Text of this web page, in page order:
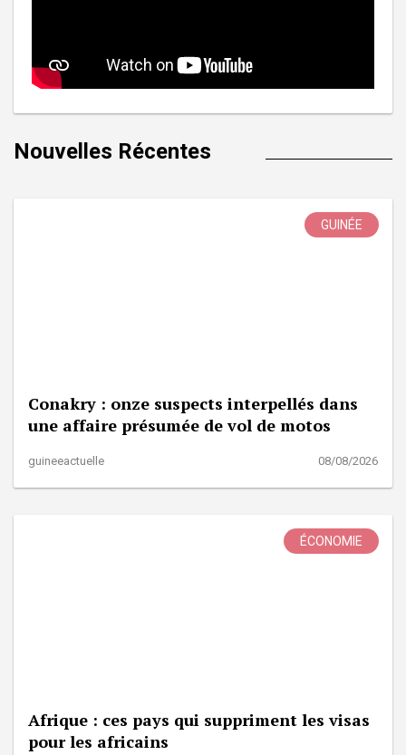
Nouvelles Récentes
GUINÉE
Conakry : onze suspects interpellés dans
une affaire présumée de vol de motos
guineeactuelle 08/08/2026
ÉCONOMIE
Afrique : ces pays qui suppriment les visas
pour les africains